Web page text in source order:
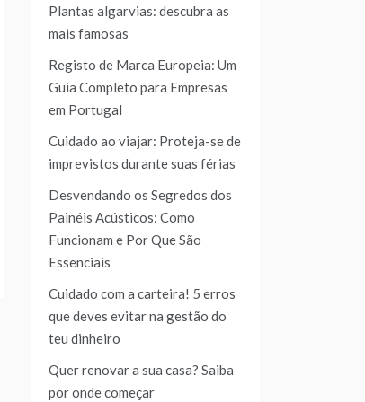
Plantas algarvias: descubra as
mais famosas
Registo de Marca Europeia: Um
Guia Completo para Empresas
em Portugal
Cuidado ao viajar: Proteja-se de
imprevistos durante suas férias
Desvendando os Segredos dos
Painéis Acústicos: Como
Funcionam e Por Que São
Essenciais
Cuidado com a carteira! 5 erros
que deves evitar na gestão do
teu dinheiro
Quer renovar a sua casa? Saiba
por onde começar